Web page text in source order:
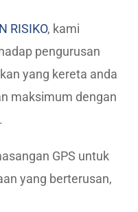
RISIKO, kami
pengurusan
yang kereta anda
maksimum dengan
GPS untuk
yang berterusan,